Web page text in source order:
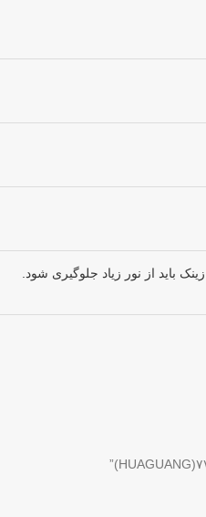
باید از نور زیاد جلوگیری شود.